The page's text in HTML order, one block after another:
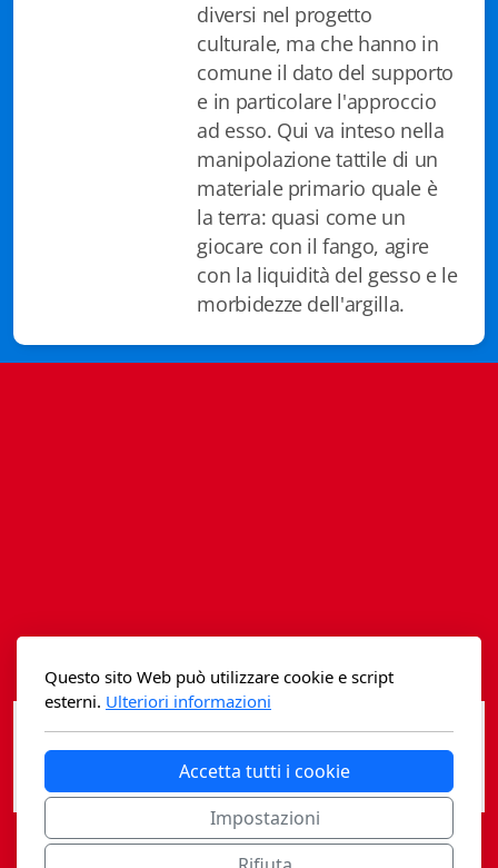
diversi nel progetto
culturale, ma che hanno in
comune il dato del supporto
e in particolare l'approccio
ad esso. Qui va inteso nella
manipolazione tattile di un
materiale primario quale è
la terra: quasi come un
giocare con il fango, agire
con la liquidità del gesso e le
morbidezze dell'argilla.
Questo sito Web può utilizzare cookie e script
esterni. Ulteriori informazioni
Accetta tutti i cookie
Impostazioni
EJO- European Journalism Observatory
iQuaderni - fondazioneculturalecollinadoro
Storia
Spyra
Testi scolastici
Fidia edizioni d'arte